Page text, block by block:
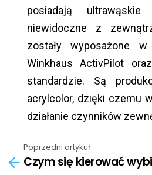
posiadają
niewidoczne z
zostały wyposażone
Winkhaus ActivPilot
standardzie. Są
acrylcolor, dzięki czemu
działanie czynników
more
Poprzedni artykuł
Czym się kierować